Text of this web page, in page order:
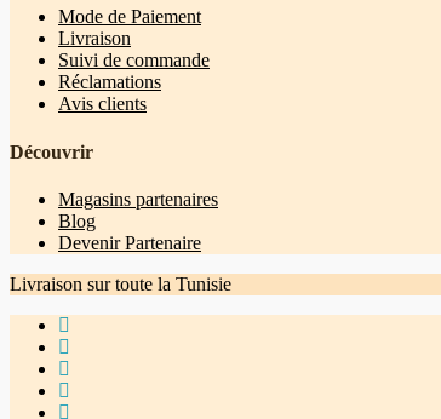
Mode de Paiement
Livraison
Suivi de commande
Réclamations
Avis clients
Découvrir
Magasins partenaires
Blog
Devenir Partenaire
Livraison sur toute la Tunisie